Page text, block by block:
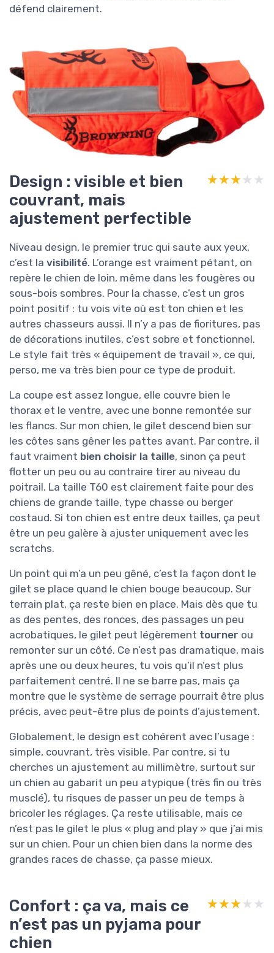
défend clairement.
Design : visible et bien
couvrant, mais
ajustement perfectible
★★★★★
★★★★★
Niveau design, le premier truc qui saute aux yeux,
c’est la visibilité. L’orange est vraiment pétant, on
repère le chien de loin, même dans les fougères ou
sous-bois sombres. Pour la chasse, c’est un gros
point positif : tu vois vite où est ton chien et les
autres chasseurs aussi. Il n’y a pas de fioritures, pas
de décorations inutiles, c’est sobre et fonctionnel.
Le style fait très « équipement de travail », ce qui,
perso, me va très bien pour ce type de produit.
La coupe est assez longue, elle couvre bien le
thorax et le ventre, avec une bonne remontée sur
les flancs. Sur mon chien, le gilet descend bien sur
les côtes sans gêner les pattes avant. Par contre, il
faut vraiment bien choisir la taille, sinon ça peut
flotter un peu ou au contraire tirer au niveau du
poitrail. La taille T60 est clairement faite pour des
chiens de grande taille, type chasse ou berger
costaud. Si ton chien est entre deux tailles, ça peut
être un peu galère à ajuster uniquement avec les
scratchs.
Un point qui m’a un peu gêné, c’est la façon dont le
gilet se place quand le chien bouge beaucoup. Sur
terrain plat, ça reste bien en place. Mais dès que tu
as des pentes, des ronces, des passages un peu
acrobatiques, le gilet peut légèrement tourner ou
remonter sur un côté. Ce n’est pas dramatique, mais
après une ou deux heures, tu vois qu’il n’est plus
parfaitement centré. Il ne se barre pas, mais ça
montre que le système de serrage pourrait être plus
précis, avec peut-être plus de points d’ajustement.
Globalement, le design est cohérent avec l’usage :
simple, couvrant, très visible. Par contre, si tu
cherches un ajustement au millimètre, surtout sur
un chien au gabarit un peu atypique (très fin ou très
musclé), tu risques de passer un peu de temps à
bricoler les réglages. Ça reste utilisable, mais ce
n’est pas le gilet le plus « plug and play » que j’ai mis
sur un chien. Pour un chien bien dans la norme des
grandes races de chasse, ça passe mieux.
Confort : ça va, mais ce
n’est pas un pyjama pour
chien
★★★★★
★★★★★